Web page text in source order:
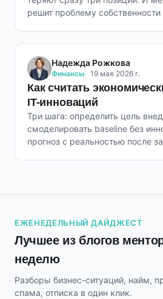
решит проблему
Надежда Рожкова
Финансы 19 мая 2026 г.
Как считать
IT-инноваций
Три шага: определить цель
смоделировать baseline без
прогноз с реальностью после
ЕЖЕНЕДЕЛЬНЫЙ ДАЙДЖЕСТ
Лучшее из блогов
неделю
Разборы бизнес-ситуаций, найм,
спама, отписка в один клик.